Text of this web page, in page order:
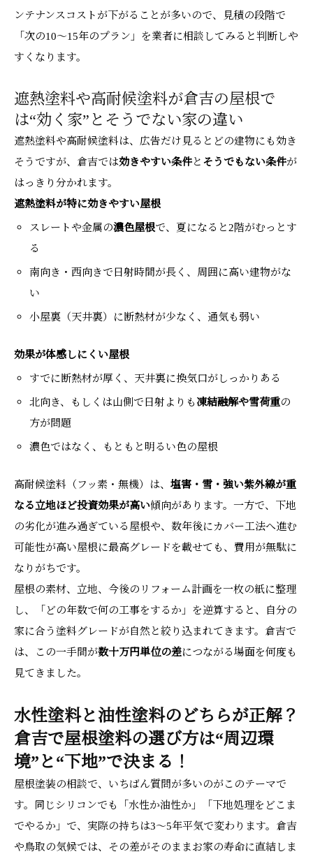
ンテナンスコストが下がることが多いので、見積の段階で
「次の10～15年のプラン」を業者に相談してみると判断しや
すくなります。
遮熱塗料や高耐候塗料が倉吉の屋根で
は“効く家”とそうでない家の違い
遮熱塗料や高耐候塗料は、広告だけ見るとどの建物にも効き
そうですが、倉吉では効きやすい条件と そうでもない条件が
はっきり分かれます。
遮熱塗料が特に効きやすい屋根
スレートや金属の濃色屋根で、夏になると2階がむっとす
る
南向き・西向きで日射時間が長く、周囲に高い建物がな
い
小屋裏（天井裏）に断熱材が少なく、通気も弱い
効果が体感しにくい屋根
すでに断熱材が厚く、天井裏に換気口がしっかりある
北向き、もしくは山側で日射よりも 凍結融解や雪荷重の
方が問題
濃色ではなく、もともと明るい色の屋根
高耐候塗料（フッ素・無機）は、 塩害・雪・強い紫外線が重
なる立地ほど投資効果が高い傾向があります。一方で、下地
の劣化が進み過ぎている屋根や、数年後にカバー工法へ進む
可能性が高い屋根に最高グレードを載せても、費用が無駄に
なりがちです。
屋根の素材、立地、今後のリフォーム計画を一枚の紙に整理
し、「どの年数で何の工事をするか」を逆算すると、自分の
家に合う塗料グレードが自然と絞り込まれてきます。倉吉で
は、この一手間が数十万円単位の差につながる場面を何度も
見てきました。
水性塗料と油性塗料のどちらが正解？
倉吉で屋根塗料の選び方は“周辺環
境”と“下地”で決まる！
屋根塗装の相談で、いちばん質問が多いのがこのテーマで
す。同じシリコンでも「水性か油性か」「下地処理をどこま
でやるか」で、実際の持ちは3～5年平気で変わります。倉吉
や鳥取の気候では、その差がそのままお家の寿命に直結しま